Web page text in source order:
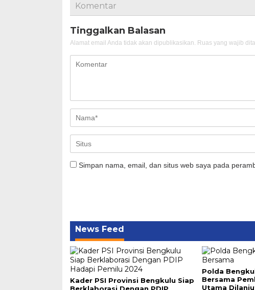
Komentar
Tinggalkan Balasan
Alamat email Anda tidak akan dipublikasikan. Ruas yang wajib
Simpan nama, email, dan situs web saya pada
News Feed
Kader PSI Provinsi Bengkulu Siap
Polda
Bersama
Utama